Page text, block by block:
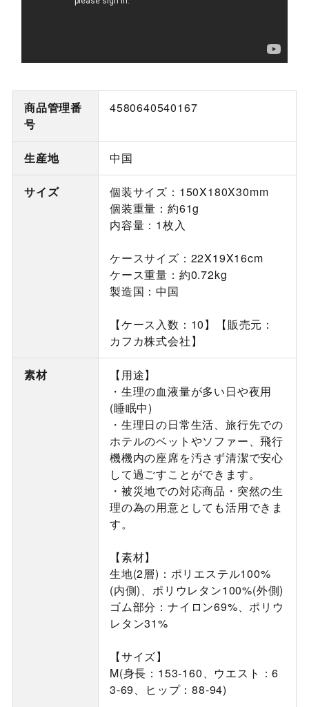
商品管理番
号
4580640540167
生産地 中国
サイズ
個装サイズ：150X180X30mm
個装重量：約61g
内容量：1枚入
ケースサイズ：22X19X16cm
ケース重量：約0.72kg
製造国：中国
【ケース入数：10】【販売元：
カフカ株式会社】
素材
【用途】
・生理の血液量が多い日や夜用
(睡眠中)
・生理日の日常生活、旅行先での
ホテルのベットやソファー、飛行
機機内の座席を汚さず清潔で安心
して過ごすことができます。
・被災地での対応商品・突然の生
理の為の用意としても活用できま
す。
【素材】
生地(2層)：ポリエステル100%
(内側)、ポリウレタン100%(外側)
ゴム部分：ナイロン69%、ポリウ
レタン31%
【サイズ】
M(身長：153-160、ウエスト：6
3-69、ヒップ：88-94)